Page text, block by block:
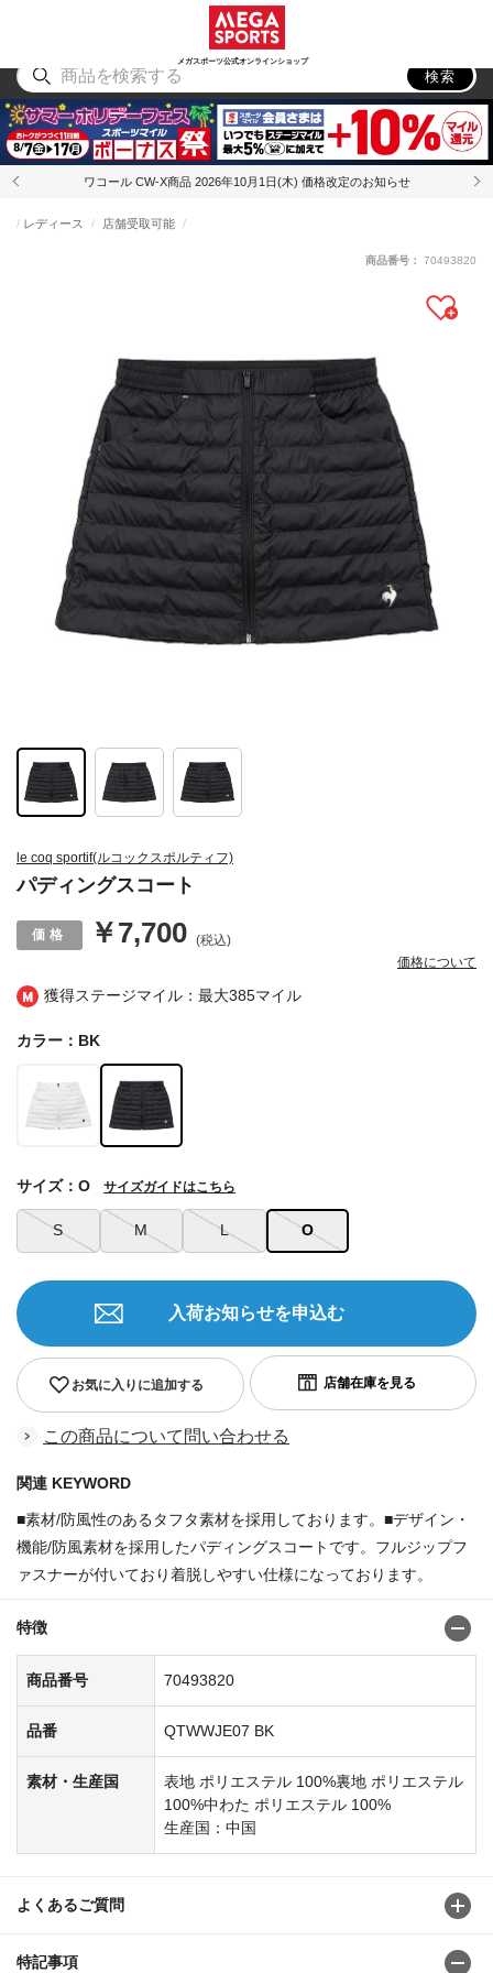
メガスポーツ公式オンラインショップ
アウトドア
検索
ワコール CW-X商品 2026年10月1日(木) 価格改定のお知らせ
獲得ステージマイル：最大385マイル
le coq sportif(ルコックスポルティフ)
パディングスコート
レディース 店舗受取可能
￥7,700 (税込)
価格について
商品番号： 70493820
カラー：BK
S M L O
サイズ：O サイズガイドはこちら
お気に入りに追加する
入荷お知らせを申込む
この商品について問い合わせる
関連 KEYWORD
■素材/防風性のあるタフタ素材を採用しております。■デザイン・
機能/防風素材を採用したパディングスコートです。フルジップフ
ァスナーが付いており着脱しやすい仕様になっております。
特徴
商品番号 70493820
品番 QTWWJE07 BK
素材・生産国
表地 ポリエステル 100%裏地 ポリエステル
100%中わた ポリエステル 100%
生産国：中国
よくあるご質問
特記事項